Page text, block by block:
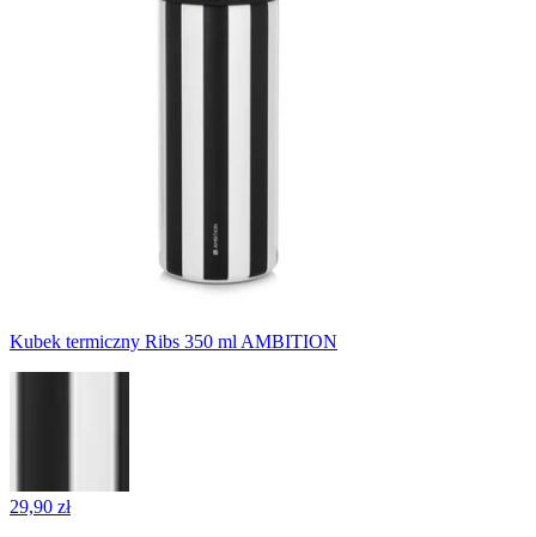
Kubek termiczny Ribs 350 ml AMBITION
29,90 zł